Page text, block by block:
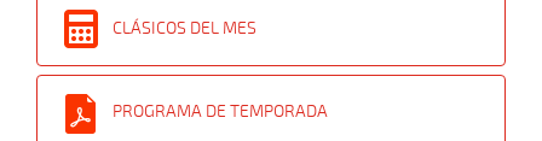
CLÁSICOS DEL MES
PROGRAMA DE TEMPORADA